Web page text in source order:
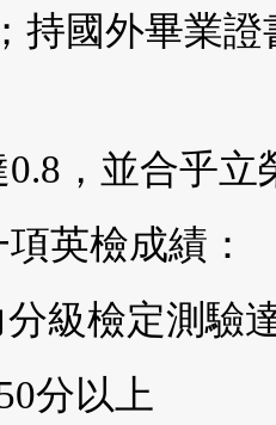
持國外畢業
，並合乎
英檢成績：
級檢定測驗
分以上